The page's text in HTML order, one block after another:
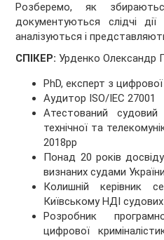
Розберемо, як
документуються слідчі
аналізуються і
СПІКЕР:Урденко Олександр
PhD, експерт з цифрової
Аудитор ISO/IEC 27001
Атестований
технічної та
2018рр
Понад 20 років
визнаних судами України
Колишній керівник
Київському НДІ
Розробник
цифрової